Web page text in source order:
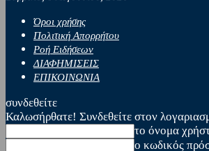
Όροι χρήσης
Πολιτική Απορρήτου
Ροή Ειδήσεων
ΔΙΑΦΗΜΙΣΕΙΣ
ΕΠΙΚΟΙΝΩΝΙΑ
συνδεθείτε
Καλωσήρθατε! Συνδεθείτε στον
το όνομα
ο κωδικός